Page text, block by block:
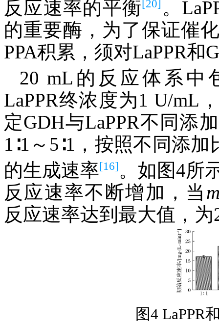
反应速率的平衡[20] 。
的重要酶，为了保证催
PPA积累，须对LaPPR
20 mL的反应体系中
LaPPR终浓度为1 U/mL
定GDH与LaPPR不同添
1∶1～5∶1，按照不同添
的生成速率[16] 。如图4所
反应速率不断增加，当
反应速率达到最大值，为
图4 LaPPR